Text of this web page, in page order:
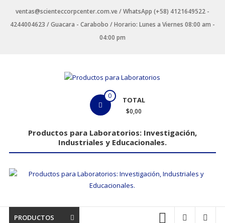
contenido
ventas@scienteccorpcenter.com.ve / WhatsApp (+58) 4121649522 -
4244004623 / Guacara - Carabobo / Horario: Lunes a Viernes 08:00 am -
04:00 pm
Laboratorios
Industriales
y
0 TOTAL
$0,00
Productos para Laboratorios: Investigación,
Industriales y Educacionales.
PRODUCTOS